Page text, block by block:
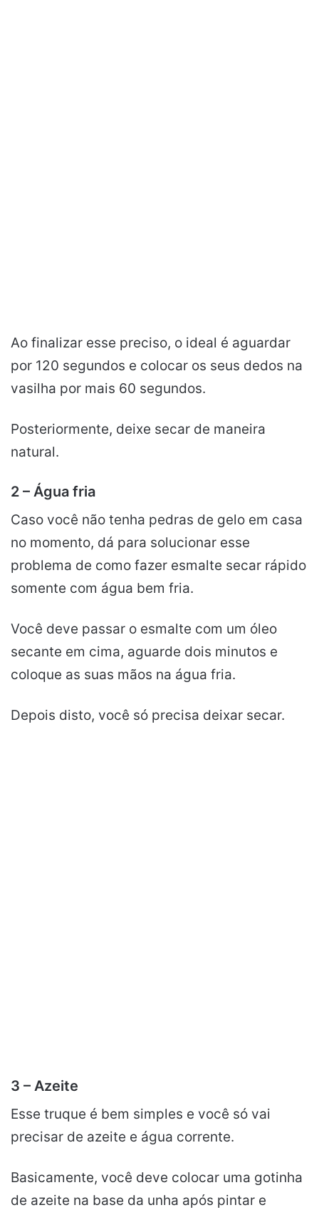
Ao finalizar esse preciso, o ideal é aguardar
por 120 segundos e colocar os seus dedos na
vasilha por mais 60 segundos.
Posteriormente, deixe secar de maneira
natural.
2 – Água fria
Caso você não tenha pedras de gelo em casa
no momento, dá para solucionar esse
problema de como fazer esmalte secar rápido
somente com água bem fria.
Você deve passar o esmalte com um óleo
secante em cima, aguarde dois minutos e
coloque as suas mãos na água fria.
Depois disto, você só precisa deixar secar.
3 – Azeite
Esse truque é bem simples e você só vai
precisar de azeite e água corrente.
Basicamente, você deve colocar uma gotinha
de azeite na base da unha após pintar e